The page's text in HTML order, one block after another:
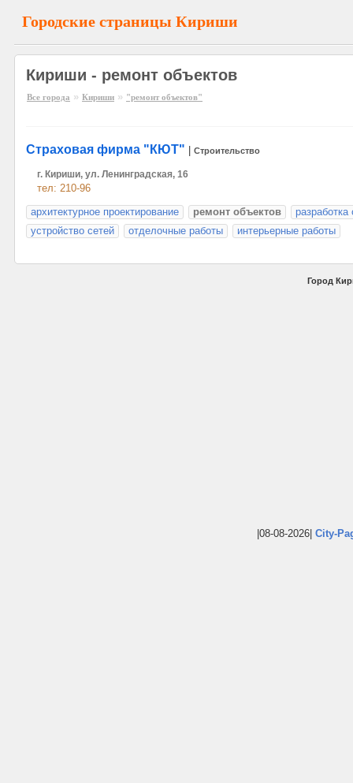
Городские страницы Кириши
Кириши - ремонт объектов
Все города » Кириши » "ремонт объектов"
Страховая фирма "КЮТ" Строительство
г. Кириши, ул. Ленинградская, 16
тел: 210-96
архитектурное проектирование
ремонт объектов
устройство сетей
отделочные работы интерьерные работы
Город
|08-08-2026| City-